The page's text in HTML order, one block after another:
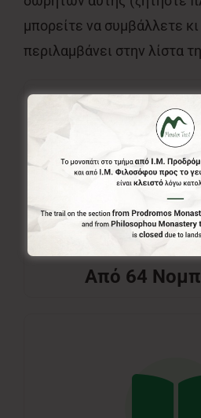
μπορείτε να συμβάλλετε κι
περιλαμβάνει στην λίστα
Από 64